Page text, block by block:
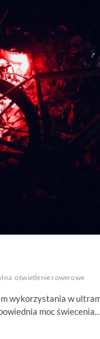
oświetlenie rowerowe
wykorzystania w
moc świecenia…